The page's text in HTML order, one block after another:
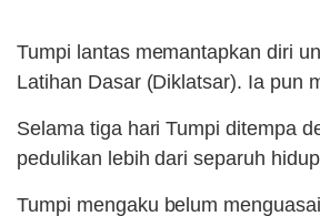
Tumpi lantas memantapkan diri
Latihan Dasar (Diklatsar). Ia pun
Selama tiga hari Tumpi ditempa
pedulikan lebih dari separuh
Tumpi mengaku belum